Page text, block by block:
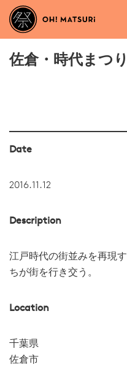
佐倉・時代まつり
Date
2016.11.12
Description
江戸時代の街並みを再現
ちが街を行き交う。
Location
千葉県
佐倉市